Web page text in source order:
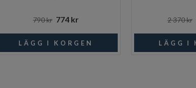
790 kr 774 kr 2 370 kr